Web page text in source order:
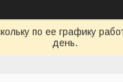
по ее графику
день.